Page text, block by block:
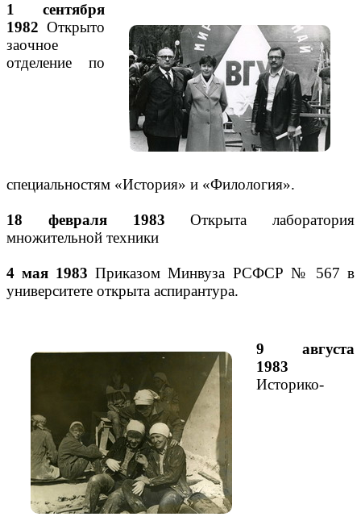
1 сентября
1982 Открыто
заочное
отделение по
специальностям «История» и «Филология».
18 февраля 1983 Открыта лаборатория
множительной техники
4 мая 1983 Приказом Минвуза РСФСР № 567 в
университете открыта аспирантура.
9 августа
1983
Историко-